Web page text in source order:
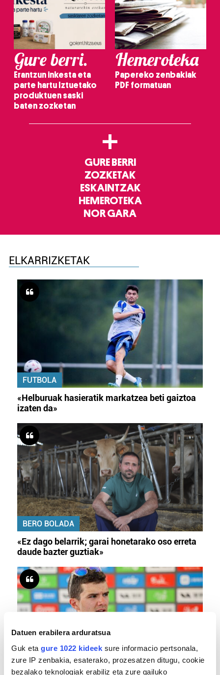
Datuen erabilera arduratsua
Guk eta gure 1022 kideek sure informacio pertsonala,
zure IP zenbakia, esaterako, prozesatzen ditugu, cookie
bezalako teknologiak erabiliz eta zure gailuko
Gure berri.
Erantzun inkesta eta
parte hartu Iztuetako
produktuen saski
baten zozketan
Hemeroteka
Papereko zenbakiak
PDF formatuan
+
GURE BERRI
ZOZKETAK
ESKAINTZAK
HEMEROTEKA
NOR GARA
ELKARRIZKETAK
FUTBOLA
«Helburuak hasieratik markatzea beti gaiztoa
izaten da»
BERO BOLADA
«Ez dago belarrik; garai honetarako oso erreta
daude bazter guztiak»
TXIRRINDULARITZA